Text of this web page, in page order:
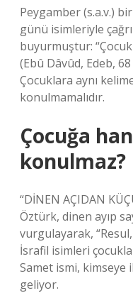
Peygamber (s.a.v.)
günü isimleriyle
buyurmuştur:
(Ebû Dâvûd, Edeb,
Çocuklara aynı
konulmamalıdır.
Çocuğa
konulmaz?
“DİNEN AÇIDAN
Öztürk, dinen ayıp
vurgulayarak,
İsrafil isimleri
Samet ismi, kimseye
geliyor.